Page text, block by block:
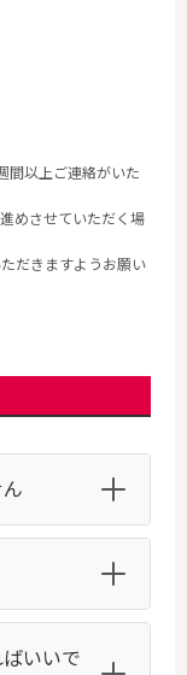
間以上ご連絡がいた
めさせていただく場
だきますようお願い
いいで